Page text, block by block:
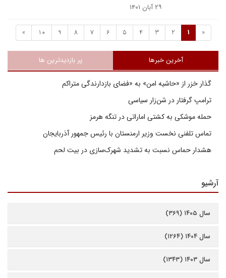
۲۹ آبان ۱۴۰۱
«
1
2
3
4
5
6
7
8
9
10
»
آخرین خبرها پر بازدیدترین ها
گذار خزر از «حاشیه امن» به «فضای بازدارندگی متراکم
ترامپ گرفتار در شن‌زار سیاسی
حمله موشکی به کشتی اماراتی در تنگه هرمز
تماس تلفنی نخست وزیر ارمنستان با رئیس جمهور آذربایجان
هشدار حماس نسبت به تشدید شهرک‌سازی در بیت‌ لحم
آرشیو
سال ۱۴۰۵ (۳۶۹)
سال ۱۴۰۴ (۱۲۶۴)
سال ۱۴۰۳ (۱۳۴۳)